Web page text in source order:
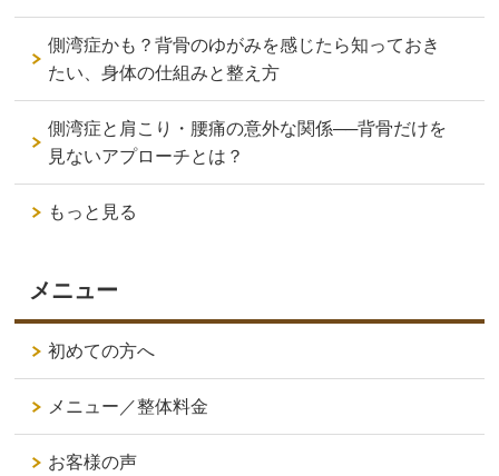
側湾症かも？背骨のゆがみを感じたら知っておき
たい、身体の仕組みと整え方
側湾症と肩こり・腰痛の意外な関係──背骨だけを
見ないアプローチとは？
もっと見る
メニュー
初めての方へ
メニュー／整体料金
お客様の声